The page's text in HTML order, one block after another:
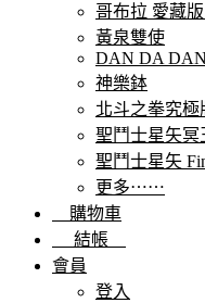
哥布拉 愛藏
黃泉雙使
DAN DA DAN
神樂鉢
北斗之拳究極
聖鬥士星矢冥
聖鬥士星矢
更多⋯⋯
購物車
結帳
會員
登入